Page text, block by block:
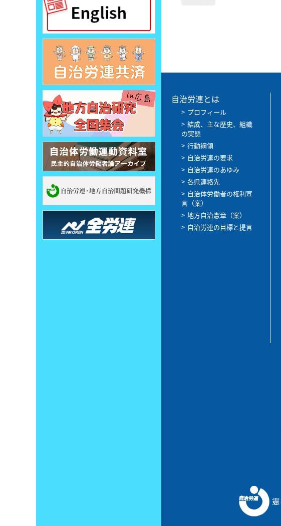
自治労連とは
プロフィール
結成、主な歴史、組織
の実態
行動綱領
自治労連の要求
自治労連のあゆみ
各県連絡先
自治体労働者の権利宣
言（案）
地方自治憲章（案）
自治労連の目標と提言